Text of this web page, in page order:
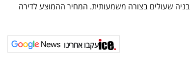
שעולים בצורה משמעותית. המחיר ההמוצע לדירה
עקבו אחרינו